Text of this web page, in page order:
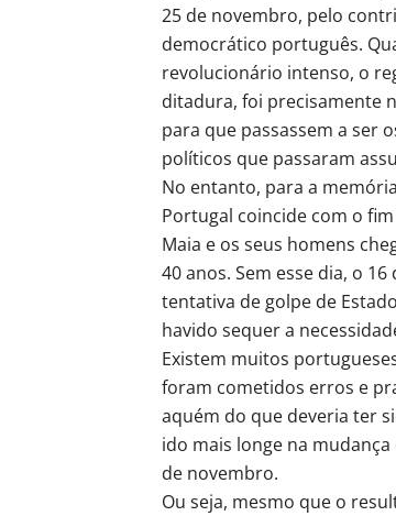
25 de novembro, pelo
democrático português.
revolucionário intenso, o
ditadura, foi precisamente
para que passassem a ser
políticos que passaram
No entanto, para a
Portugal coincide com o
Maia e os seus homens
40 anos. Sem esse dia, o
tentativa de golpe de
havido sequer a
Existem muitos
foram cometidos erros e
aquém do que deveria ter
ido mais longe na
de novembro.
Ou seja, mesmo que o